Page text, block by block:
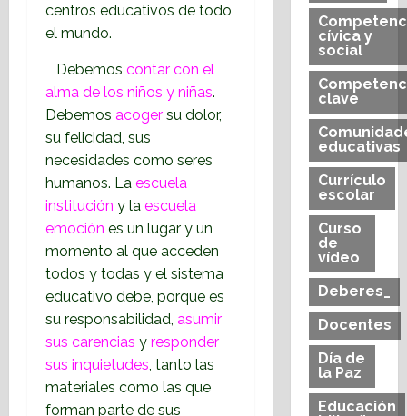
centros educativos de todo
el mundo.
Debemos contar con el
alma de los niños y niñas.
Debemos acoger su dolor,
su felicidad, sus
necesidades como seres
humanos. La escuela
institución y la escuela
emoción es un lugar y un
momento al que acceden
todos y todas y el sistema
educativo debe, porque es
su responsabilidad, asumir
sus carencias y responder
sus inquietudes , tanto las
materiales como las que
forman parte de sus
cívica y
social
clave
educativas
Currículo
escolar
Curso
de
vídeo
Deberes_
Docentes
Día de
la Paz
Educación